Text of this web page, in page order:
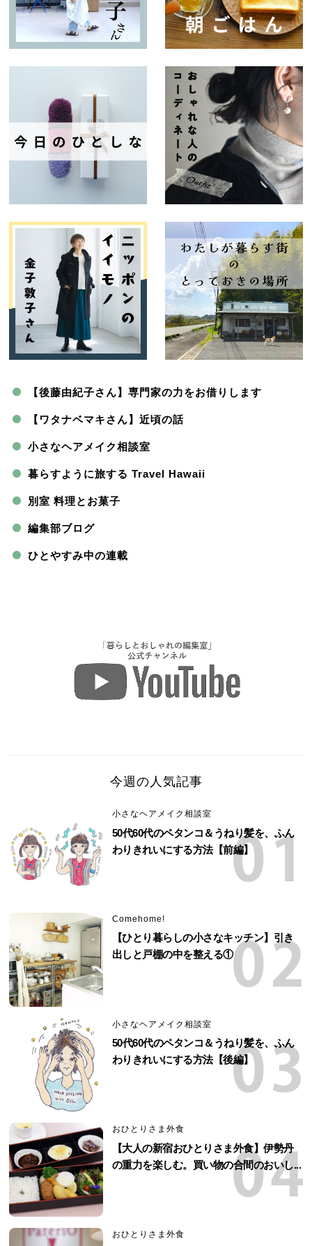
【後藤由紀子さん】専門家の力をお借りします
【ワタナベマキさん】近頃の話
小さなヘアメイク相談室
暮らすように旅する Travel Hawaii
別室 料理とお菓子
編集部ブログ
ひとやすみ中の連載
今週の人気記事
小さなヘアメイク相談室
50代60代のペタンコ＆うねり髪を、ふん
わりきれいにする方法【前編】
Comehome!
【ひとり暮らしの小さなキッチン】引き
出しと戸棚の中を整える①
小さなヘアメイク相談室
50代60代のペタンコ＆うねり髪を、ふん
わりきれいにする方法【後編】
おひとりさま外食
【大人の新宿おひとりさま外食】伊勢丹
の重力を楽しむ。買い物の合間のおいし...
おひとりさま外食